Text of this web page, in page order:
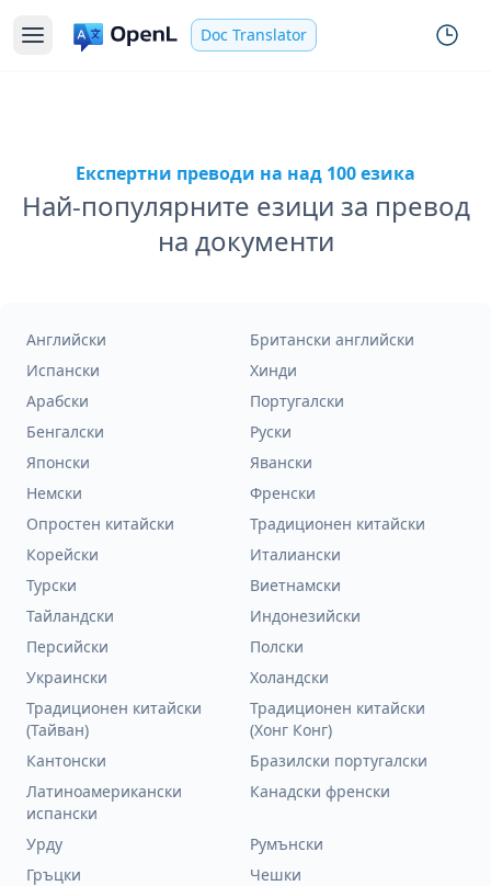
Doc Translator
Експертни преводи на над 100 езика
Най-популярните езици за превод
на документи
Английски
Британски английски
Испански
Хинди
Арабски
Португалски
Бенгалски
Руски
Японски
Явански
Немски
Френски
Опростен китайски
Традиционен китайски
Корейски
Италиански
Турски
Виетнамски
Тайландски
Индонезийски
Персийски
Полски
Украински
Холандски
Традиционен китайски
(Тайван)
Традиционен китайски
(Хонг Конг)
Кантонски
Бразилски португалски
Латиноамерикански
испански
Канадски френски
Урду
Румънски
Гръцки
Чешки